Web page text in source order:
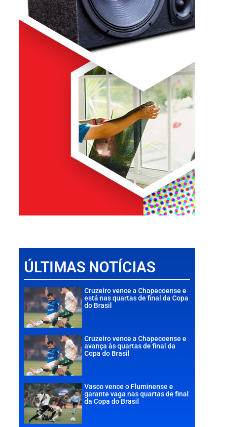
ÚLTIMAS NOTÍCIAS
Cruzeiro vence a Chapecoense e
está nas quartas de final da Copa
do Brasil
Cruzeiro vence a Chapecoense e
avança às quartas de final da
Copa do Brasil
Vasco vence o Fluminense e
garante vaga nas quartas de final
da Copa do Brasil